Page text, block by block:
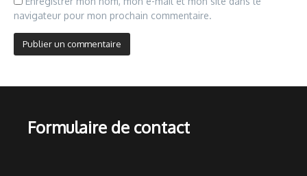
navigateur pour mon prochain commentaire.
Formulaire de contact